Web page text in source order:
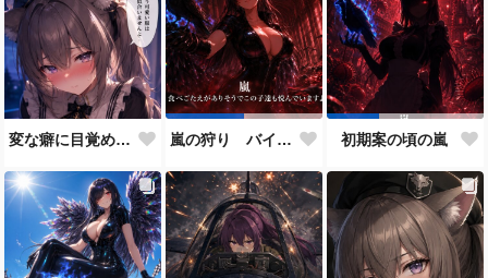
変な癖に目覚めそうになったメイドディーレ赤面バージョン 嵐の狩り バイカーコスチューム 初期案の頃の嵐